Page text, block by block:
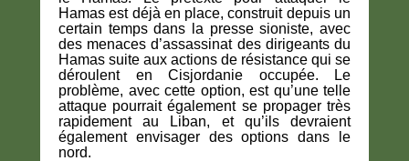
Hamas est déjà en place, construit depuis un
certain temps dans la presse sioniste, avec
des menaces d’assassinat des dirigeants du
Hamas suite aux actions de résistance qui se
déroulent en Cisjordanie occupée. Le
problème, avec cette option, est qu’une telle
attaque pourrait également se propager très
rapidement au Liban, et qu’ils devraient
également envisager des options dans le
nord.